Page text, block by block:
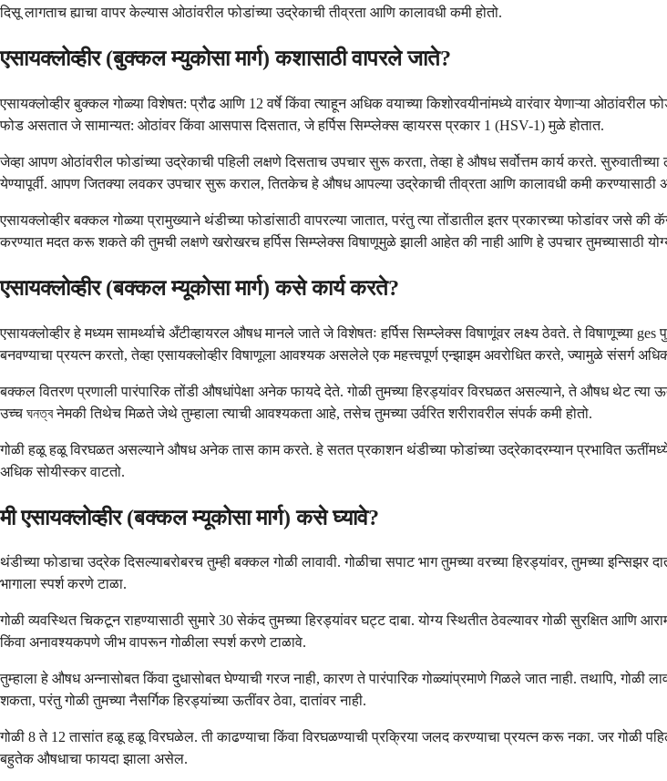
दिसू लागताच ह्याचा वापर केल्यास ओठांवरील फोडांच्या उद्रेकाची तीव्रता आणि कालावधी कमी होतो.
एसायक्लोव्हीर (बुक्कल म्युकोसा मार्ग) कशासाठी वापरले जाते?
एसायक्लोव्हीर बुक्कल गोळ्या विशेषत: प्रौढ आणि 12 वर्षे किंवा त्याहून अधिक वयाच्या किशोरवयीनांमध्ये वारंवार येणाऱ्या
फोड असतात जे सामान्यत: ओठांवर किंवा आसपास दिसतात, जे हर्पिस सिम्प्लेक्स व्हायरस प्रकार 1 (HSV-1) मुळे होतात.
जेव्हा आपण ओठांवरील फोडांच्या उद्रेकाची पहिली लक्षणे दिसताच उपचार सुरू करता, तेव्हा हे औषध सर्वोत्तम कार्य करते.
येण्यापूर्वी. आपण जितक्या लवकर उपचार सुरू कराल, तितकेच हे औषध आपल्या उद्रेकाची तीव्रता आणि कालावधी कमी करण्यासाठी
एसायक्लोव्हीर बक्कल गोळ्या प्रामुख्याने थंडीच्या फोडांसाठी वापरल्या जातात, परंतु त्या तोंडातील इतर प्रकारच्या फोडांवर जसे की
करण्यात मदत करू शकते की तुमची लक्षणे खरोखरच हर्पिस सिम्प्लेक्स विषाणूमुळे झाली आहेत की नाही आणि हे उपचार तुमच्यासाठी
एसायक्लोव्हीर (बक्कल म्यूकोसा मार्ग) कसे कार्य करते?
एसायक्लोव्हीर हे मध्यम सामर्थ्याचे अँटीव्हायरल औषध मानले जाते जे विशेषतः हर्पिस सिम्प्लेक्स विषाणूंवर लक्ष्य ठेवते. ते विषाणूच्या
बनवण्याचा प्रयत्न करतो, तेव्हा एसायक्लोव्हीर विषाणूला आवश्यक असलेले एक महत्त्वपूर्ण एन्झाइम अवरोधित करते, ज्यामुळे संसर्ग अधिक
बक्कल वितरण प्रणाली पारंपारिक तोंडी औषधांपेक्षा अनेक फायदे देते. गोळी तुमच्या हिरड्यांवर विरघळत असल्याने, ते औषध थेट त्या
उच्च ঘনত্ব नेमकी तिथेच मिळते जेथे तुम्हाला त्याची आवश्यकता आहे, तसेच तुमच्या उर्वरित शरीरावरील संपर्क कमी होतो.
गोळी हळू हळू विरघळत असल्याने औषध अनेक तास काम करते. हे सतत प्रकाशन थंडीच्या फोडांच्या उद्रेकादरम्यान प्रभावित ऊतींमध्ये
अधिक सोयीस्कर वाटतो.
मी एसायक्लोव्हीर (बक्कल म्यूकोसा मार्ग) कसे घ्यावे?
थंडीच्या फोडाचा उद्रेक दिसल्याबरोबरच तुम्ही बक्कल गोळी लावावी. गोळीचा सपाट भाग तुमच्या वरच्या हिरड्यांवर, तुमच्या
भागाला स्पर्श करणे टाळा.
गोळी व्यवस्थित चिकटून राहण्यासाठी सुमारे 30 सेकंद तुमच्या हिरड्यांवर घट्ट दाबा. योग्य स्थितीत ठेवल्यावर गोळी सुरक्षित आणि
किंवा अनावश्यकपणे जीभ वापरून गोळीला स्पर्श करणे टाळावे.
तुम्हाला हे औषध अन्नासोबत किंवा दुधासोबत घेण्याची गरज नाही, कारण ते पारंपारिक गोळ्यांप्रमाणे गिळले जात नाही. तथापि,
शकता, परंतु गोळी तुमच्या नैसर्गिक हिरड्यांच्या ऊतींवर ठेवा, दातांवर नाही.
गोळी 8 ते 12 तासांत हळू हळू विरघळेल. ती काढण्याचा किंवा विरघळण्याची प्रक्रिया जलद करण्याचा प्रयत्न करू नका. जर गोळी
बहुतेक औषधाचा फायदा झाला असेल.